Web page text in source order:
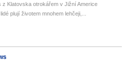
Klatovska otrokářem v Jižní Americe
plují životem mnohem lehčeji,...